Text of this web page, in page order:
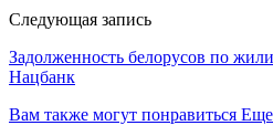
Следующая запись
Задолженность белорусов по
Нацбанк
Вам также могут понравиться Еще